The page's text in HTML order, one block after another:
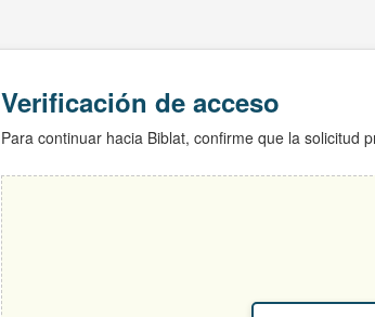
Verificación de acceso
Para continuar hacia Biblat, confirme que la solicitud